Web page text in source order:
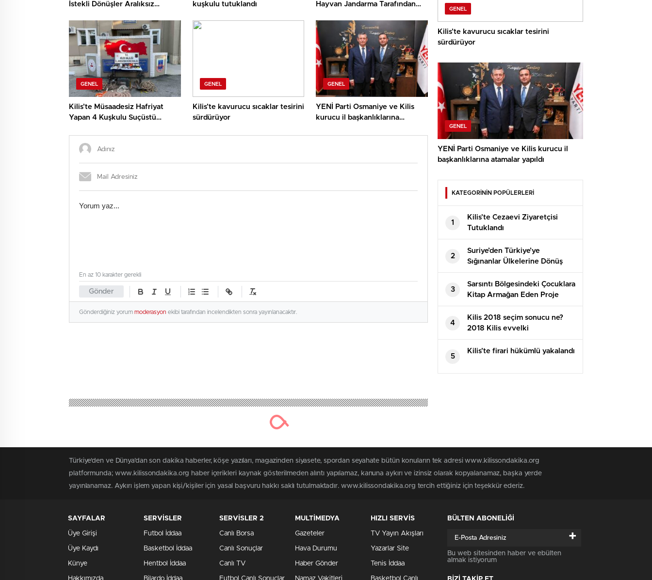
İstekli Dönüşler Aralıksız
kuşkulu tutuklandı
Hayvan Jandarma Tarafından
GENEL
Kilis’te Müsaadesiz Hafriyat
Yapan 4 Kuşkulu Suçüstü
GENEL
Kilis’te kavurucu sıcaklar tesirini
sürdürüyor
GENEL
YENİ Parti Osmaniye ve Kilis
kurucu il başkanlıklarına
Gönder
En az 10 karakter gerekli
Gönderdiğiniz yorum moderasyon ekibi tarafından incelendikten sonra yayınlanacaktır.
GENEL
Kilis’te kavurucu sıcaklar tesirini
sürdürüyor
GENEL
YENİ Parti Osmaniye ve Kilis kurucu il
başkanlıklarına atamalar yapıldı
KATEGORİNİN POPÜLERLERİ
1
Kilis’te Cezaevi Ziyaretçisi
Tutuklandı
2
Suriye’den Türkiye’ye
Sığınanlar Ülkelerine Dönüş
Yapıyor
3
Sarsıntı Bölgesindeki Çocuklara
Kitap Armağan Eden Proje
4
Kilis 2018 seçim sonucu ne?
2018 Kilis evvelki
Cumhurbaşkanlığı seçimi hangi
parti kazandı? 2018 Kilis AK
5
Kilis’te firari hükümlü yakalandı
Türkiye'den ve Dünya’dan son dakika haberler, köşe yazıları, magazinden siyasete, spordan seyahate bütün konuların tek adresi www.kilissondakika.org
platformunda; www.kilissondakika.org haber içerikleri kaynak gösterilmeden alıntı yapılamaz, kanuna aykırı ve izinsiz olarak kopyalanamaz, başka yerde
yayınlanamaz. Aykırı işlem yapan kişi/kişiler için yasal başvuru hakkı saklı tutulmaktadır. www.kilissondakika.org tercih ettiğiniz için teşekkür ederiz.
SAYFALAR
Üye Girişi
Üye Kaydı
Künye
Hakkımızda
SERVİSLER
Futbol İddaa
Basketbol İddaa
Hentbol İddaa
Bilardo İddaa
SERVİSLER 2
Canlı Borsa
Canlı Sonuçlar
Canlı TV
Futbol Canlı Sonuçlar
MULTİMEDYA
Gazeteler
Hava Durumu
Haber Gönder
Namaz Vakitleri
HIZLI SERVİS
TV Yayın Akışları
Yazarlar Site
Tenis İddaa
Basketbol Canlı
BÜLTEN ABONELİĞİ
+
Bu web sitesinden haber ve ebülten
almak istiyorum